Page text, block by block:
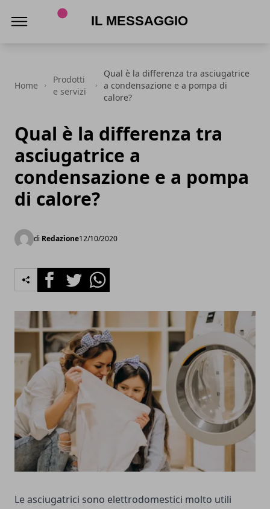
Home
Prodotti
e servizi
Qual è la differenza tra asciugatrice
a condensazione e a pompa di
calore?
Qual è la differenza tra
asciugatrice a
condensazione e a pompa
di calore?
di Redazione12/10/2020
FacebookTwitterWhatsapp
Le asciugatrici sono elettrodomestici molto utili